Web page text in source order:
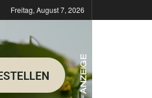
Freitag, August 7, 2026